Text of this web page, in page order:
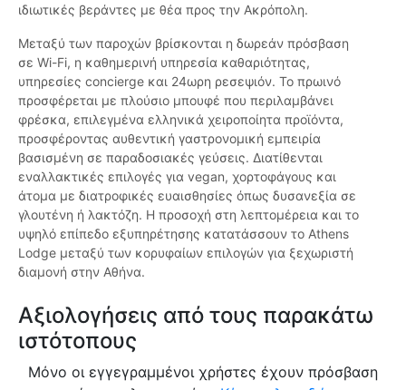
ιδιωτικές βεράντες με θέα προς την Ακρόπολη.
Μεταξύ των παροχών βρίσκονται η δωρεάν πρόσβαση
σε Wi-Fi, η καθημερινή υπηρεσία καθαριότητας,
υπηρεσίες concierge και 24ωρη ρεσεψιόν. Το πρωινό
προσφέρεται με πλούσιο μπουφέ που περιλαμβάνει
φρέσκα, επιλεγμένα ελληνικά χειροποίητα προϊόντα,
προσφέροντας αυθεντική γαστρονομική εμπειρία
βασισμένη σε παραδοσιακές γεύσεις. Διατίθενται
εναλλακτικές επιλογές για vegan, χορτοφάγους και
άτομα με διατροφικές ευαισθησίες όπως δυσανεξία σε
γλουτένη ή λακτόζη. Η προσοχή στη λεπτομέρεια και το
υψηλό επίπεδο εξυπηρέτησης κατατάσσουν το Athens
Lodge μεταξύ των κορυφαίων επιλογών για ξεχωριστή
διαμονή στην Αθήνα.
Αξιολογήσεις από τους παρακάτω
ιστότοπους
Μόνο οι εγγεγραμμένοι χρήστες έχουν πρόσβαση